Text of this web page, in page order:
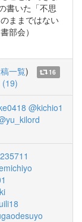
書いた「不思
ままではない
部会）
一覧)
16
(19)
@kichio1